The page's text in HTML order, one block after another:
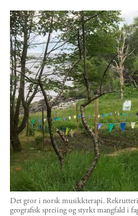
Det gror i norsk musikkterapi.
geografisk spreiing og styrkt mangfald i